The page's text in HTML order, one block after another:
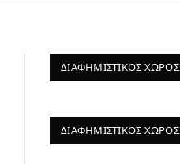
ΔΙΑΦΗΜΙΣΤΙΚΌΣ ΧΏΡΟΣ
ΔΙΑΦΗΜΙΣΤΙΚΌΣ ΧΏΡΟΣ